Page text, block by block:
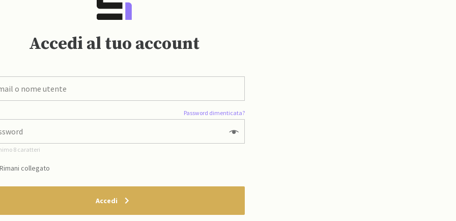
Accedi al tuo account
Password dimenticata?
8 caratteri
collegato
Accedi